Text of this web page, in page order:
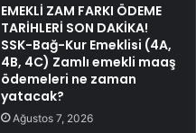
EMEKLİ ZAM FARKI ÖDEME
TARİHLERİ SON DAKİKA!
SSK-Bağ-Kur Emeklisi (4A,
4B, 4C) Zamlı emekli maaş
ödemeleri ne zaman
yatacak?
Ağustos 7, 2026